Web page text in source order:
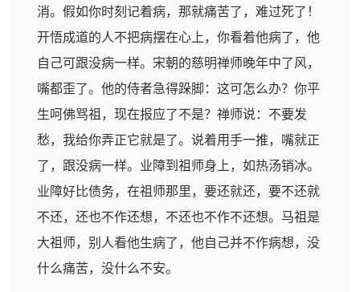
消。假如你时刻记着病，那就痛苦了，难过死了！
开悟成道的人不把病摆在心上，你看着他病了，他
自己可跟没病一样。宋朝的慈明禅师晚年中了风，
嘴都歪了。他的侍者急得跺脚：这可怎么办？你平
生呵佛骂祖，现在报应了不是？禅师说：不要发
愁，我给你弄正它就是了。说着用手一推，嘴就正
了，跟没病一样。业障到祖师身上，如热汤销冰。
业障好比债务，在祖师那里，要还就还，要不还就
不还，还也不作还想，不还也不作不还想。马祖是
大祖师，别人看他生病了，他自己并不作病想，没
什么痛苦，没什么不安。